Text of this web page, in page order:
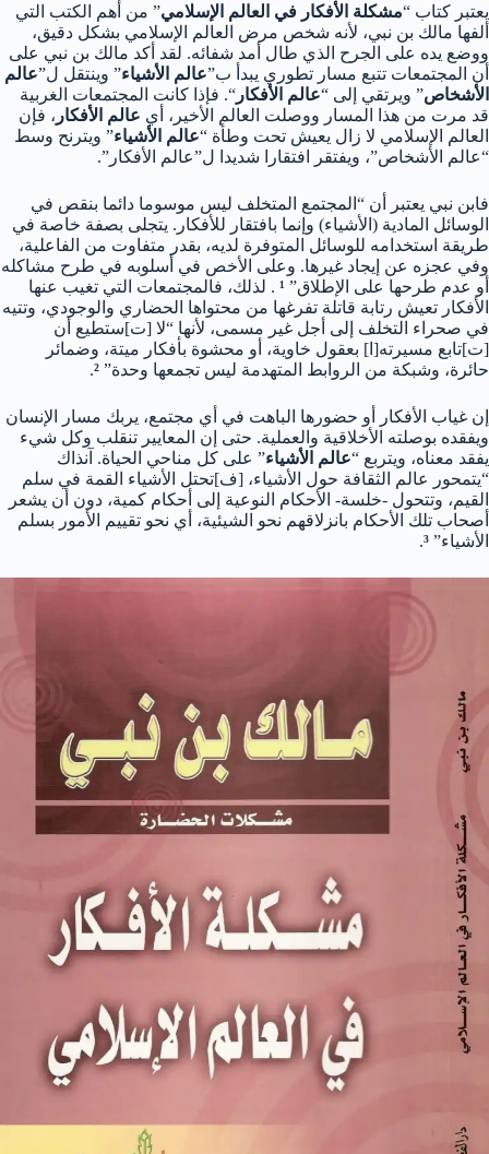
يعتبر كتاب “مشكلة الأفكار في العالم الإسلامي” من أهم الكتب التي
ألفها مالك بن نبي، لأنه شخص مرض العالم الإسلامي بشكل دقيق،
ووضع يده على الجرح الذي طال أمد شفائه. لقد أكد مالك بن نبي على
أن المجتمعات تتبع مسار تطوري يبدأ ب”عالم الأشياء” وينتقل ل”عالم
الأشخاص” ويرتقي إلى “عالم الأفكار “. فإذا كانت المجتمعات الغربية
قد مرت من هذا المسار ووصلت العالم الأخير، أي عالم الأفكار ، فإن
العالم الإسلامي لا زال يعيش تحت وطأة “عالم الأشياء” ويترنح وسط
“عالم الأشخاص”، ويفتقر افتقارا شديدا ل”عالم الأفكار”.
فابن نبي يعتبر أن “المجتمع المتخلف ليس موسوما دائما بنقص في
الوسائل المادية (الأشياء) وإنما بافتقار للأفكار. يتجلى بصفة خاصة في
طريقة استخدامه للوسائل المتوفرة لديه، بقدر متفاوت من الفاعلية،
وفي عجزه عن إيجاد غيرها. وعلى الأخص في أسلوبه في طرح مشاكله
أو عدم طرحها على الإطلاق” ¹ . لذلك، فالمجتمعات التي تغيب عنها
الأفكار تعيش رتابة قاتلة تفرغها من محتواها الحضاري والوجودي، وتتيه
في صحراء التخلف إلى أجل غير مسمى، لأنها “لا [ت]ستطيع أن
[ت]تابع مسيرته[ا] بعقول خاوية، أو محشوة بأفكار ميتة، وضمائر
حائرة، وشبكة من الروابط المتهدمة ليس تجمعها وحدة” ²
.
إن غياب الأفكار أو حضورها الباهت في أي مجتمع، يربك مسار الإنسان
ويفقده بوصلته الأخلاقية والعملية. حتى إن المعايير تنقلب وكل شيء
يفقد معناه، ويتربع “عالم الأشياء” على كل مناحي الحياة. آنذاك
“يتمحور عالم الثقافة حول الأشياء، [ف]تحتل الأشياء القمة في سلم
القيم، وتتحول -خلسة- الأحكام النوعية إلى أحكام كمية، دون أن يشعر
أصحاب تلك الأحكام بانزلاقهم نحو الشيئية، أي نحو تقييم الأمور بسلم
الأشياء” ³
.